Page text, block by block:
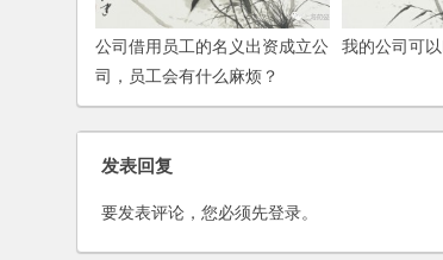
公司借用员工的名义出资成立公
司，员工会有什么麻烦？
我的公司可
发表回复
要发表评论，您必须先登录。